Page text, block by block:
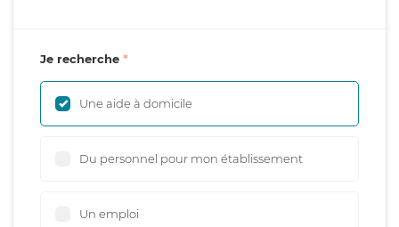
Je recherche
Une aide à domicile
Du personnel pour mon établissement
Un emploi